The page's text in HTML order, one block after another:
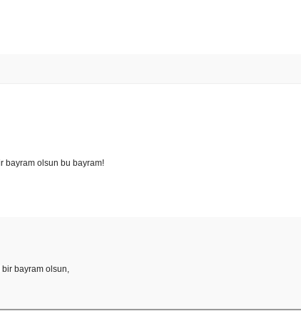
bayram olsun bu bayram!
bayram olsun,